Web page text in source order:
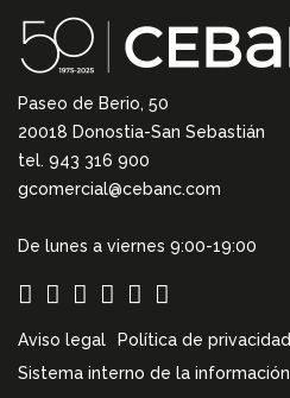
Paseo de Berio, 50
20018 Donostia-San Sebastián
tel. 943 316 900
gcomercial@cebanc.com
De lunes a viernes 9:00-19:00
Aviso legal Política de privacidad
Sistema interno de la información